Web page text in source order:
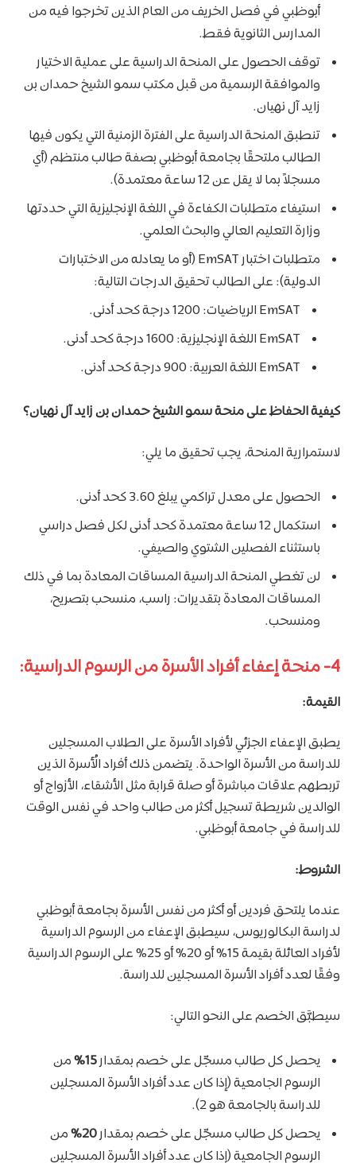
أبوظبي في فصل الخريف من العام الذين تخرجوا فيه من
المدارس الثانوية فقط.
توقف الحصول على المنحة الدراسية على عملية الاختيار
والموافقة الرسمية من قبل مكتب سمو الشيخ حمدان بن
زايد آل نهيان.
تنطبق المنحة الدراسية على الفترة الزمنية التي يكون فيها
الطالب ملتحقًا بجامعة أبوظبي بصفة طالب منتظم (أي
مسجلاً بما لا يقل عن 12 ساعة معتمدة).
استيفاء متطلبات الكفاءة في اللغة الإنجليزية التي حددتها
وزارة التعليم العالي والبحث العلمي.
متطلبات اختبار EmSAT (أو ما يعادله من الاختبارات
الدولية): على الطالب تحقيق الدرجات التالية:
EmSAT الرياضيات: 1200 درجة كحد أدنى.
EmSAT اللغة الإنجليزية: 1600 درجة كحد أدنى.
EmSAT اللغة العربية: 900 درجة كحد أدنى.
كيفية الحفاظ على منحة سمو الشيخ حمدان بن زايد آل نهيان؟
لاستمرارية المنحة، يجب تحقيق ما يلي:
الحصول على معدل تراكمي يبلغ 3.60 كحد أدنى.
استكمال 12 ساعة معتمدة كحد أدنى لكل فصل دراسي
باستثناء الفصلين الشتوي والصيفي.
لن تغطي المنحة الدراسية المساقات المعادة بما في ذلك
المساقات المعادة بتقديرات: راسب، منسحب بتصريح،
ومنسحب.
4- منحة إعفاء أفراد الأسرة من الرسوم الدراسية:
القيمة:
يطبق الإعفاء الجزئي لأفراد الأسرة على الطلاب المسجلين
للدراسة من الأسرة الواحدة. يتضمن ذلك أفراد الأُسرة الذين
تربطهم علاقات مباشرة أو صلة قرابة مثل الأشقاء، الأزواج أو
الوالدين شريطة تسجيل أكثر من طالب واحد في نفس الوقت
للدراسة في جامعة أبوظبي.
الشروط:
عندما يلتحق فردين أو أكثر من نفس الأسرة بجامعة أبوظبي
لدراسة البكالوريوس، سيطبق الإعفاء من الرسوم الدراسية
لأفراد العائلة بقيمة 15% أو 20% أو 25% على الرسوم الدراسية
وفقًا لعدد أفراد الأسرة المسجلين للدراسة.
سيطبَّق الخصم على النحو التالي:
يحصل كل طالب مسجّل على خصم بمقدار15%
من
الرسوم الجامعية (إذا كان عدد أفراد الأسرة المسجلين
للدراسة بالجامعة هو 2).
يحصل كل طالب مسجّل على خصم بمقدار20%
من
الرسوم الجامعية (إذا كان عدد أفراد الأسرة المسجلين